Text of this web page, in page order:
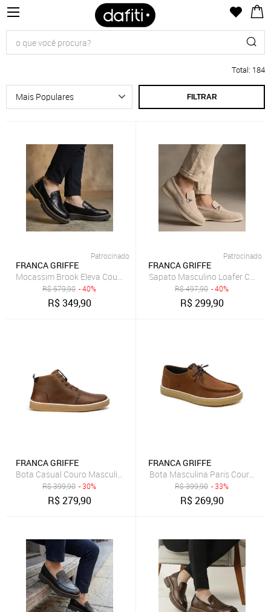
Total: 184
FILTRAR
Patrocinado
FRANCA GRIFFE
Mocassim Brook Eleva Couro Sola Tratorada Robusta Masculino
R$579,90 - 40%
R$349,90
Patrocinado
FRANCA GRIFFE
Sapato Masculino Loafer Capri
R$497,90 - 40%
R$299,90
FRANCA GRIFFE
Bota Casual Couro Masculina Solado Natural Borracha
R$399,90 - 30%
R$279,90
FRANCA GRIFFE
Bota Masculina Paris Couro
R$399,90 - 33%
R$269,90